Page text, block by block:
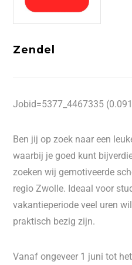
Zendel
Jobid=5377_4467335
Ben jij op zoek naar een
waarbij je goed kunt
zoeken wij gemotiveerde
regio Zwolle. Ideaal voor
vakantieperiode veel uren
praktisch bezig zijn.
Vanaf ongeveer 1 juni tot